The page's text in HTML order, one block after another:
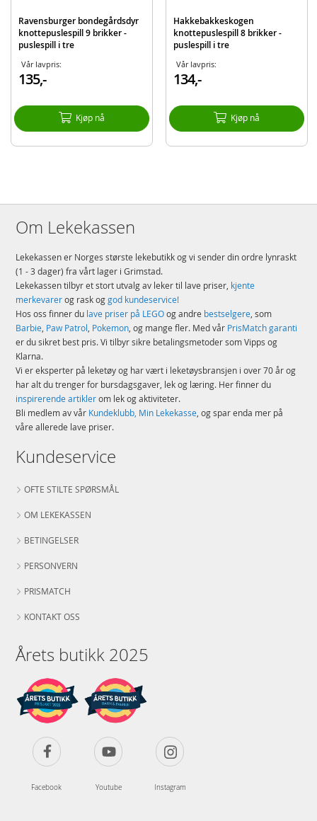
Ravensburger bondegårdsdyr
knottepuslespill 9 brikker -
puslespill i tre
Vår lavpris:
135,-
Kjøp nå
Hakkebakkeskogen
knottepuslespill 8 brikker -
puslespill i tre
Vår lavpris:
134,-
Kjøp nå
Om Lekekassen
Lekekassen er Norges største lekebutikk og vi sender din ordre lynraskt
(1 - 3 dager) fra vårt lager i Grimstad.
Lekekassen tilbyr et stort utvalg av leker til lave priser, kjente
merkevarerog rask oggod kundeservice!
Hos oss finner du lave priser på LEGOog andre bestselgere, som
Barbie, Paw Patrol, Pokemon, og mange fler. Med vår PrisMatch garanti
er du sikret best pris. Vi tilbyr sikre betalingsmetoder som Vipps og
Klarna.
Vi er eksperter på leketøy og har vært i leketøysbransjen i over 70 år og
har alt du trenger for bursdagsgaver, lek og læring. Her finner du
inspirerende artiklerom lek og aktiviteter.
Bli medlem av vår Kundeklubb, Min Lekekasse, og spar enda mer på
våre allerede lave priser.
Kundeservice
OFTE STILTE SPØRSMÅL
OM LEKEKASSEN
BETINGELSER
PERSONVERN
PRISMATCH
KONTAKT OSS
Årets butikk 2025
Facebook Youtube Instagram